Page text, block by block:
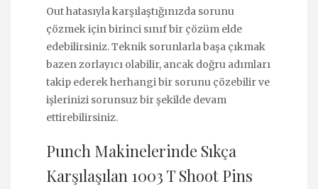
Out hatasıyla karşılaştığınızda sorunu
çözmek için birinci sınıf bir çözüm elde
edebilirsiniz. Teknik sorunlarla başa çıkmak
bazen zorlayıcı olabilir, ancak doğru adımları
takip ederek herhangi bir sorunu çözebilir ve
işlerinizi sorunsuz bir şekilde devam
ettirebilirsiniz.
Punch Makinelerinde Sıkça
Karşılaşılan 1003 T Shoot Pins